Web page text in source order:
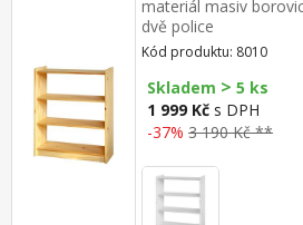
materiál masiv
dvě police
Kód produktu: 8010
Skladem > 5 ks
1 999 Kč s DPH
-37% 3 190 Kč **